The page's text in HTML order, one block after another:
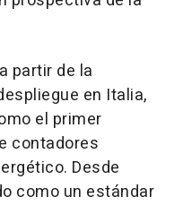
partir de la
en Italia,
el primer
contadores
Desde
como un estándar